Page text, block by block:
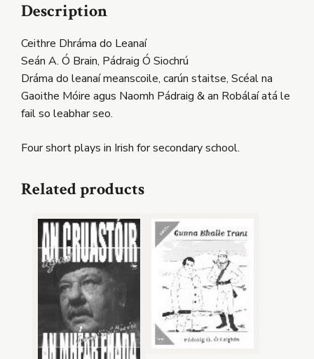
Description
Ceithre Dhráma do Leanaí
Seán A. Ó Brain, Pádraig Ó Siochrú
Dráma do leanaí meanscoile, carún staitse, Scéal na
Gaoithe Móire agus Naomh Pádraig & an Robálaí atá le
fail so leabhar seo.
Four short plays in Irish for secondary school.
Related products